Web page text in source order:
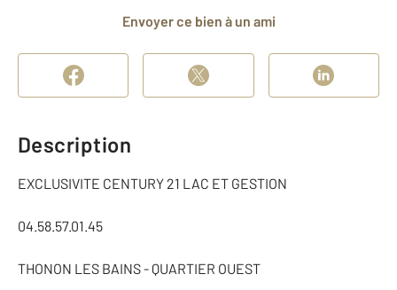
Envoyer ce bien à un ami
Description
EXCLUSIVITE CENTURY 21 LAC ET GESTION
04.58.57.01.45
THONON LES BAINS - QUARTIER OUEST